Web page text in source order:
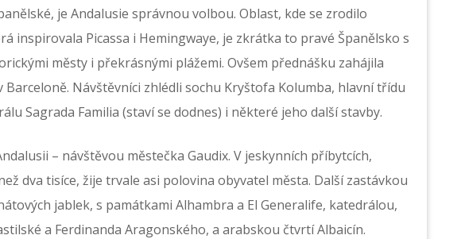
je Andalusie správnou volbou. Oblast, kde se zrodilo
inspirovala Picassa i Hemingwaye, je zkrátka to pravé Španělsko s
městy i překrásnými plážemi. Ovšem přednášku zahájila
Návštěvníci zhlédli sochu Kryštofa Kolumba, hlavní třídu
Sagrada Familia (staví se dodnes) i některé jeho další stavby.
– návštěvou městečka Gaudix. V jeskynních příbytcích,
dva tisíce, žije trvale asi polovina obyvatel města. Další zastávkou
jablek, s památkami Alhambra a El Generalife, katedrálou,
a Ferdinanda Aragonského, a arabskou čtvrtí Albaicín.